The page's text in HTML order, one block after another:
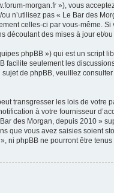
morgan.fr »), vous
n’utilisez pas « Le Bar des
celles-ci par vous-même. Si
découlant des mises à jour et/ou
phpBB ») qui est un script
facilite seulement les
de phpBB, veuillez consulter
transgresser les lois de votre
à votre fournisseur
des Morgan, depuis 2010 »
que vous avez saisies soient
ni phpBB ne pourront être